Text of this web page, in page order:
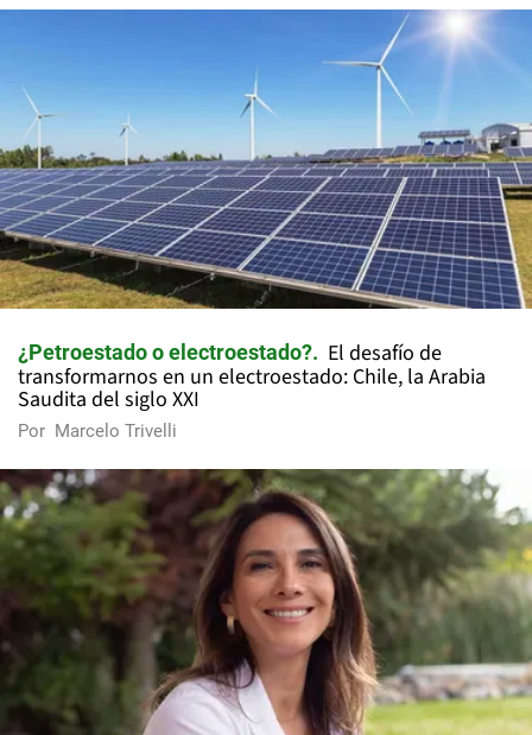
¿Petroestado o electroestado?
El desafío de
transformarnos en un electroestado: Chile, la Arabia
Saudita del siglo XXI
Por Marcelo Trivelli